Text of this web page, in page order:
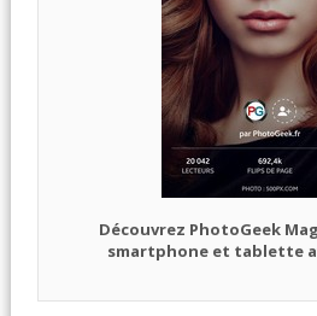
Découvrez PhotoGeek
smartphone et tablette